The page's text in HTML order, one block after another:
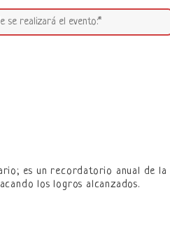
es un recordatorio anual de la
los logros alcanzados.